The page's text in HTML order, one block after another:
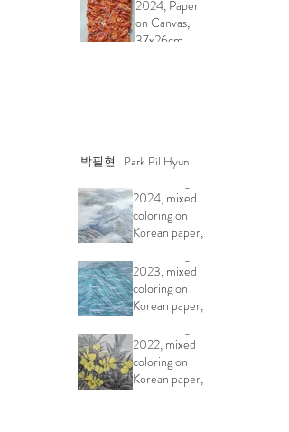
2024, Paper
on Canvas,
37x26cm
박필현 Park Pil Hyun
2024, mixed
coloring on
Korean paper,
2023, mixed
coloring on
Korean paper,
2022, mixed
coloring on
Korean paper,